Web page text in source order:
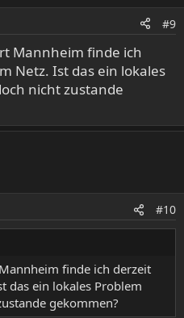
#9
Mannheim finde ich
Netz. Ist das ein lokales
nicht zustande
#10
finde ich derzeit
das ein lokales Problem
gekommen?